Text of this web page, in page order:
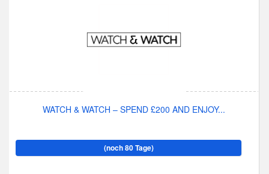
WATCH & WATCH – SPEND £200 AND ENJOY...
(noch 80 Tage)